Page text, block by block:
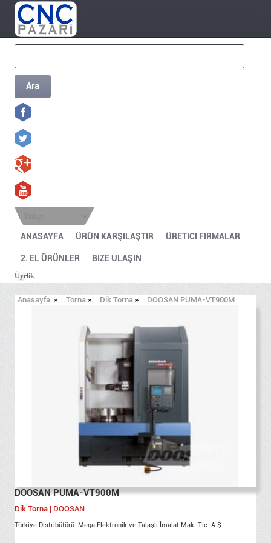
Ara
ANASAYFA ÜRÜN KARŞILAŞTIR ÜRETICI FIRMALAR
2. EL ÜRÜNLER BIZE ULAŞIN
Üyelik
Anasayfa » Torna » Dik Torna » DOOSAN PUMA-VT900M
DOOSAN PUMA-VT900M
Dik Torna | DOOSAN
Türkiye Distribütörü: Mega Elektronik ve Talaşlı İmalat Mak. Tic. A.Ş.